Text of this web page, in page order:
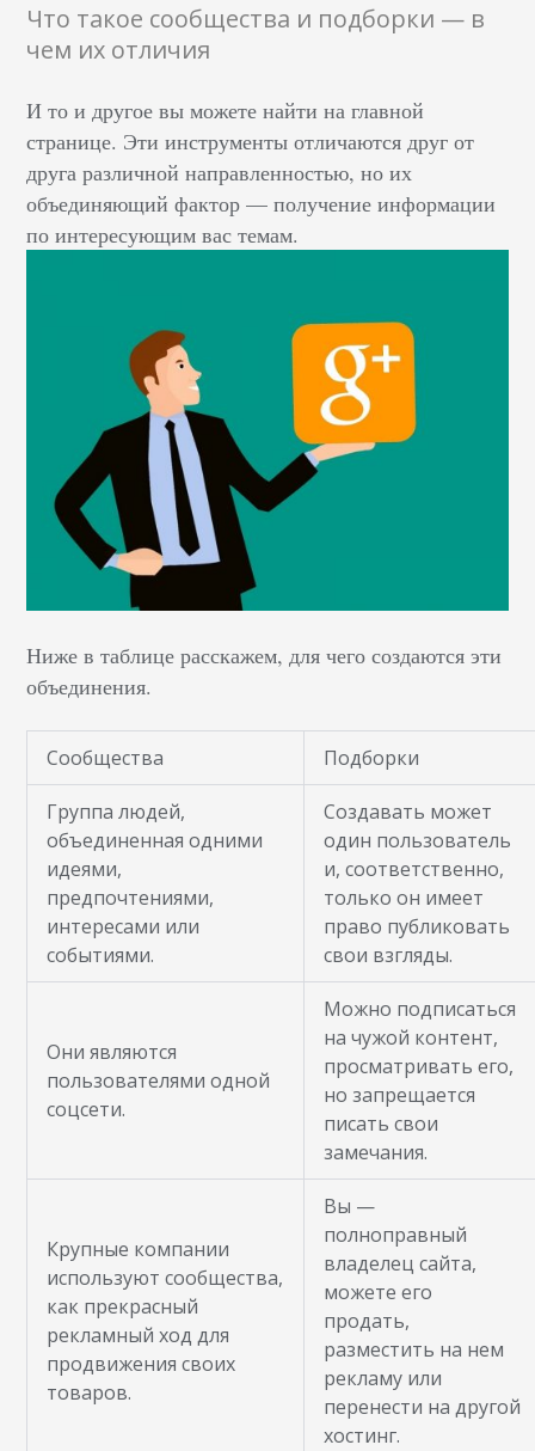
Что такое сообщества и подборки — в
чем их отличия
И то и другое вы можете найти на главной
странице. Эти инструменты отличаются друг от
друга различной направленностью, но их
объединяющий фактор — получение информации
по интересующим вас темам.
Ниже в таблице расскажем, для чего создаются эти
объединения.
Сообщества Подборки
Группа людей,
объединенная одними
идеями,
предпочтениями,
интересами или
событиями.
Создавать может
один пользователь
и, соответственно,
только он имеет
право публиковать
свои взгляды.
Они являются
пользователями одной
соцсети.
Можно подписаться
на чужой контент,
просматривать его,
но запрещается
писать свои
замечания.
Крупные компании
используют сообщества,
как прекрасный
рекламный ход для
продвижения своих
товаров.
Вы —
полноправный
владелец сайта,
можете его
продать,
разместить на нем
рекламу или
перенести на другой
хостинг.